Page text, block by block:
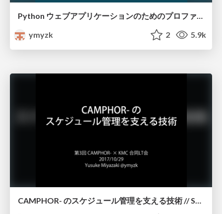
ymyzk
2 5.9k
CAMPHOR- のスケジュール管理を支える技術 // Schedule Management in CAMPHOR-